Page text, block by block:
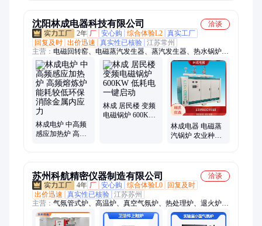
沈阳林成电器科技有限公司
洽谈
2年 厂 安心购 综合体验L2 真实工厂
回复及时 出价迅速 真实性已核验 江苏常州
主营： 电磁回转窑、电磁蒸汽发生器、蒸汽发生器、热水锅炉、
电磁采暖炉、电磁锅炉、电锅炉、电磁热风炉、电磁回转窑炉、
电磁蒸汽锅炉、电磁熔炼炉、电磁熔铝炉、热风炉、回转窑炉、
电磁供暖锅炉、半导体电锅炉、电加热热风炉、防爆电磁热风
炉、电加热蒸汽发生器、电磁反应釜、油田管道加热器
林成电炉 中高频
感应加热炉 高频
林成 居民楼 变频
电磁锅炉 600KW
林成电器 电磁蒸
汽锅炉 农业种植
苏州科航精密仪器制造有限公司
洽谈
4年 厂 安心购 综合体验L0
回复及时
出价迅速
真实性已核验 江苏苏州
主营： 气氛管式炉、高温炉、真空气氛炉、热处理炉、退火炉、
井式炉